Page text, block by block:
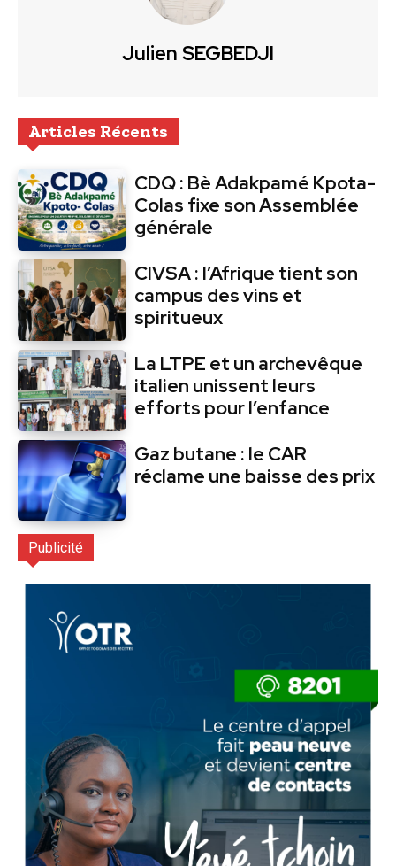
Julien SEGBEDJI
Articles Récents
CDQ : Bè Adakpamé Kpota-
Colas fixe son Assemblée
générale
CIVSA : l’Afrique tient son
campus des vins et
spiritueux
La LTPE et un archevêque
italien unissent leurs
efforts pour l’enfance
Gaz butane : le CAR
réclame une baisse des prix
Publicité